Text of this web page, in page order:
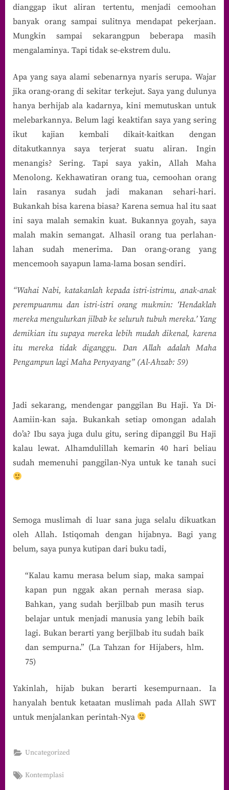
dianggap ikut aliran tertentu, menjadi cemoohan
banyak orang sampai sulitnya mendapat pekerjaan.
Mungkin sampai sekarangpun beberapa masih
mengalaminya. Tapi tidak se-ekstrem dulu.
Apa yang saya alami sebenarnya nyaris serupa. Wajar
jika orang-orang di sekitar terkejut. Saya yang dulunya
hanya berhijab ala kadarnya, kini memutuskan untuk
melebarkannya. Belum lagi keaktifan saya yang sering
ikut kajian kembali dikait-kaitkan dengan
ditakutkannya saya terjerat suatu aliran. Ingin
menangis? Sering. Tapi saya yakin, Allah Maha
Menolong. Kekhawatiran orang tua, cemoohan orang
lain rasanya sudah jadi makanan sehari-hari.
Bukankah bisa karena biasa? Karena semua hal itu saat
ini saya malah semakin kuat. Bukannya goyah, saya
malah makin semangat. Alhasil orang tua perlahan-
lahan sudah menerima. Dan orang-orang yang
mencemooh sayapun lama-lama bosan sendiri.
“Wahai Nabi, katakanlah kepada istri-istrimu, anak-anak
perempuanmu dan istri-istri orang mukmin: ‘Hendaklah
mereka mengulurkan jilbab ke seluruh tubuh mereka.’ Yang
demikian itu supaya mereka lebih mudah dikenal, karena
itu mereka tidak diganggu. Dan Allah adalah Maha
Pengampun lagi Maha Penyayang” (Al-Ahzab: 59)
Jadi sekarang, mendengar panggilan Bu Haji. Ya Di-
Aamiin-kan saja. Bukankah setiap omongan adalah
do’a? Ibu saya juga dulu gitu, sering dipanggil Bu Haji
kalau lewat. Alhamdulillah kemarin 40 hari beliau
sudah memenuhi panggilan-Nya untuk ke tanah suci
Semoga muslimah di luar sana juga selalu dikuatkan
oleh Allah. Istiqomah dengan hijabnya. Bagi yang
belum, saya punya kutipan dari buku tadi,
“Kalau kamu merasa belum siap, maka sampai
kapan pun nggak akan pernah merasa siap.
Bahkan, yang sudah berjilbab pun masih terus
belajar untuk menjadi manusia yang lebih baik
lagi. Bukan berarti yang berjilbab itu sudah baik
dan sempurna.” (La Tahzan for Hijabers, hlm.
75)
Yakinlah, hijab bukan berarti kesempurnaan. Ia
hanyalah bentuk ketaatan muslimah pada Allah SWT
untuk menjalankan perintah-Nya
Uncategorized
Tags:
Kontemplasi